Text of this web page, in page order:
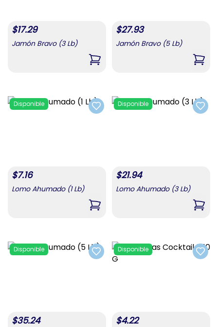
$17.29
Jamón Bravo (3 Lb)
,Jamón Bravo (3 Lb)
$27.93
Jamón Bravo (5 Lb)
,
Add to favorites
Disponible
$7.16
Lomo Ahumado (1 Lb)
,Lomo Ahumado (1 Lb)
Add
Disponible
$21.94
Lomo Ahumado (3 Lb)
,
Add to favorites
Disponible
$35.24
Add
Disponible
$4.22